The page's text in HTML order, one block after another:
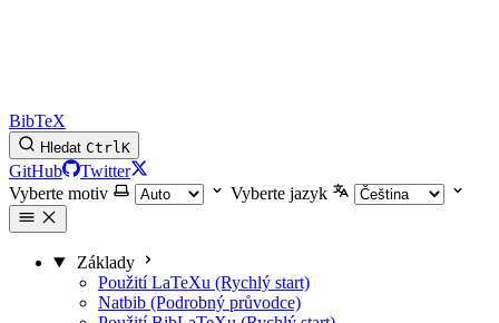
BibTeX
Hledat CtrlK
GitHub
Twitter
Vyberte motiv
Vyberte jazyk
Základy
Použití LaTeXu (Rychlý start)
Natbib (Podrobný průvodce)